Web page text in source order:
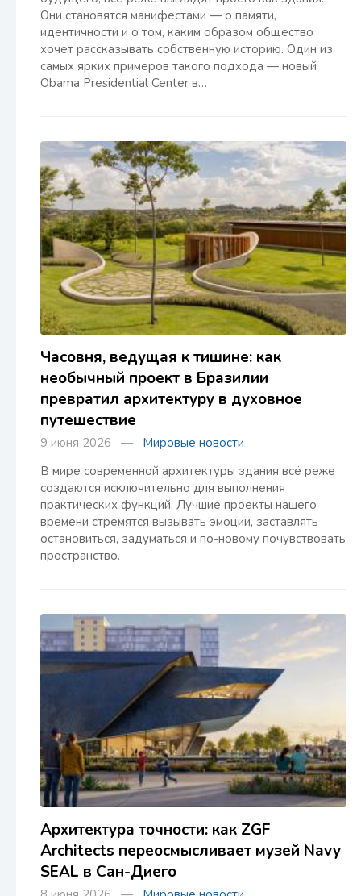
Они становятся манифестами — о памяти,
идентичности и о том, каким образом общество
хочет рассказывать собственную историю. Один из
самых ярких примеров такого подхода — новый
Obama Presidential Center в…
Часовня, ведущая к тишине: как
необычный проект в Бразилии
превратил архитектуру в духовное
путешествие
9 июня 2026 — Мировые новости
В мире современной архитектуры здания всё реже
создаются исключительно для выполнения
практических функций. Лучшие проекты нашего
времени стремятся вызывать эмоции, заставлять
остановиться, задуматься и по-новому почувствовать
пространство.
Архитектура точности: как ZGF
Architects переосмысливает музей Navy
SEAL в Сан-Диего